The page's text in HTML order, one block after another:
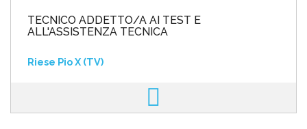
TECNICO ADDETTO/A AI TEST E
ALL'ASSISTENZA TECNICA
Riese Pio X (TV)